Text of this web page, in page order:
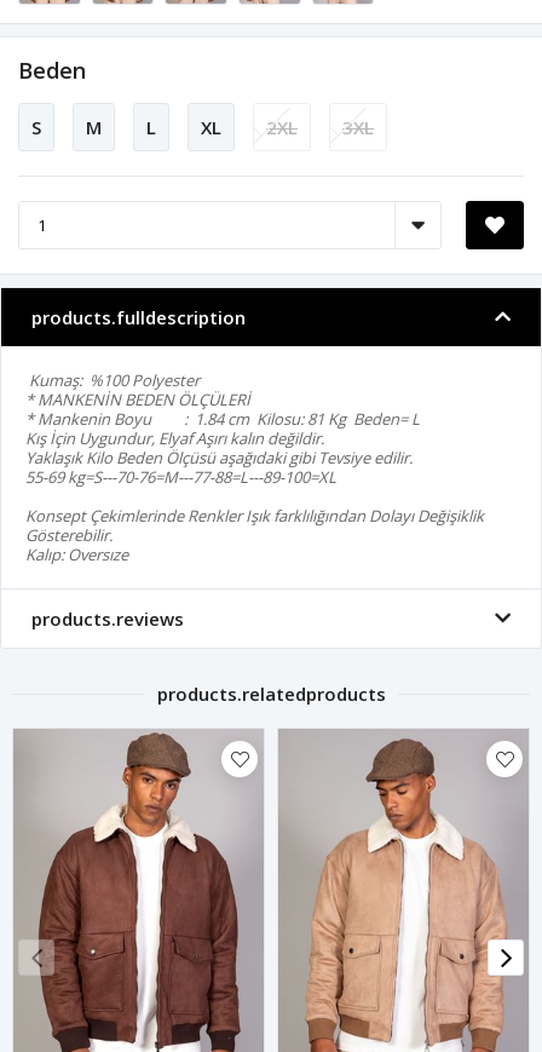
Beden
S M L XL 2XL 3XL
products.fulldescription
Kumaş: %100 Polyester
* MANKENİN BEDEN ÖLÇÜLERİ
* Mankenin Boyu : 1.84 cm Kilosu: 81 Kg Beden= L
Kış İçin Uygundur, Elyaf Aşırı kalın değildir.
Yaklaşık Kilo Beden Ölçüsü aşağıdaki gibi Tevsiye edilir.
55-69 kg=S---70-76=M---77-88=L---89-100=XL
Konsept Çekimlerinde Renkler Işık farklılığından Dolayı Değişiklik
Gösterebilir.
Kalıp: Oversıze
products.reviews
products.relatedproducts